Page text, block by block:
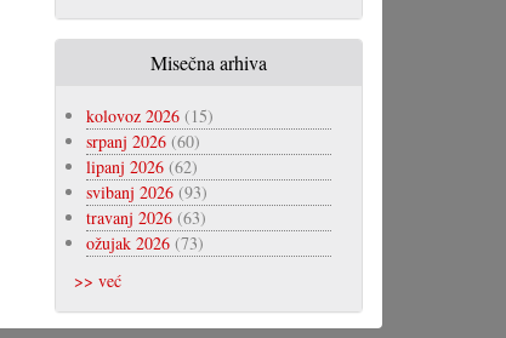
Misečna arhiva
kolovoz 2026(15)
srpanj 2026(60)
lipanj 2026(62)
svibanj 2026(93)
travanj 2026(63)
ožujak 2026(73)
>> već